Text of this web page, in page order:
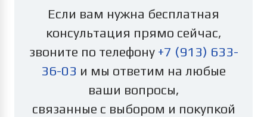
Если вам нужна бесплатная
консультация прямо сейчас,
звоните по телефону +7 (913) 633-
36-03 и мы ответим на любые
ваши вопросы,
связанные с выбором и покупкой